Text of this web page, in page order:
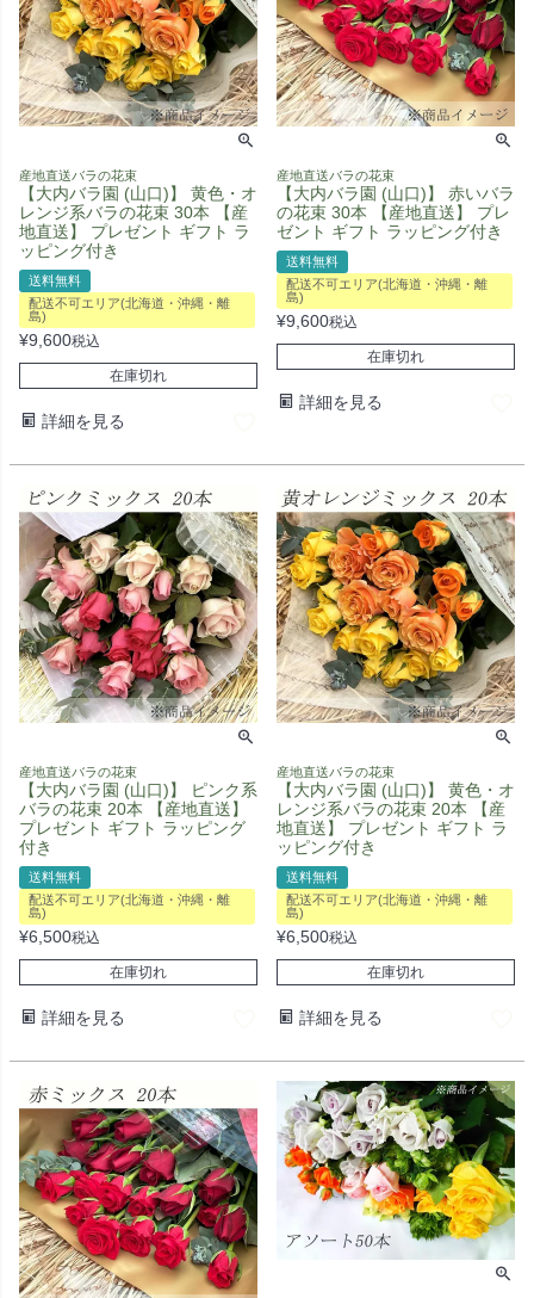
産地直送バラの花束
【大内バラ園 (山口)】 黄色・オ
レンジ系バラの花束 30本 【産
地直送】 プレゼント ギフト ラ
ッピング付き
送料無料
配送不可エリア(北海道・沖縄・離
島)
¥9,600税込
在庫切れ
詳細を見る
産地直送バラの花束
【大内バラ園 (山口)】 赤いバラ
の花束 30本 【産地直送】 プレ
ゼント ギフト ラッピング付き
送料無料
配送不可エリア(北海道・沖縄・離
島)
¥9,600税込
在庫切れ
詳細を見る
産地直送バラの花束
【大内バラ園 (山口)】 ピンク系
バラの花束 20本 【産地直送】
プレゼント ギフト ラッピング
付き
送料無料
配送不可エリア(北海道・沖縄・離
島)
¥6,500税込
在庫切れ
詳細を見る
産地直送バラの花束
【大内バラ園 (山口)】 黄色・オ
レンジ系バラの花束 20本 【産
地直送】 プレゼント ギフト ラ
ッピング付き
送料無料
配送不可エリア(北海道・沖縄・離
島)
¥6,500税込
在庫切れ
詳細を見る